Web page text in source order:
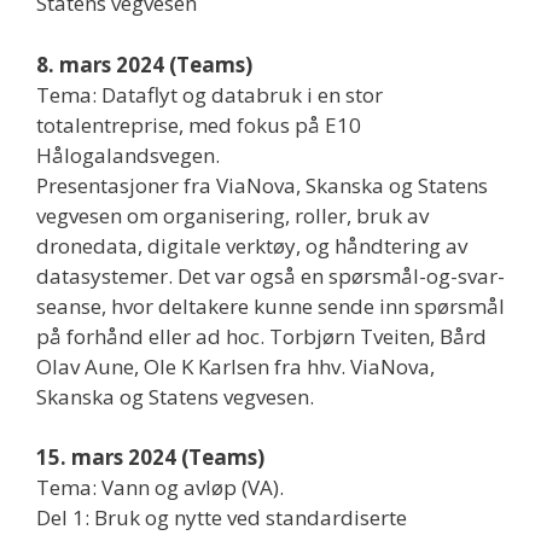
8. mars 2024 (Teams)
Tema: Dataflyt og databruk i en stor
totalentreprise, med fokus på E10
Hålogalandsvegen.
Presentasjoner fra ViaNova, Skanska og Statens
vegvesen om organisering, roller, bruk av
dronedata, digitale verktøy, og håndtering av
datasystemer. Det var også en spørsmål-og-svar-
seanse, hvor deltakere kunne sende inn spørsmål
på forhånd eller ad hoc. Torbjørn Tveiten, Bård
Olav Aune, Ole K Karlsen fra hhv. ViaNova,
Skanska og Statens vegvesen.
15. mars 2024 (Teams)
Tema: Vann og avløp (VA).
Del 1: Bruk og nytte ved standardiserte